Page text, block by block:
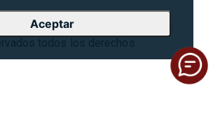
Aceptar
Condiciones ofertas
Términos legales
Almacenes Siman Guatemala.